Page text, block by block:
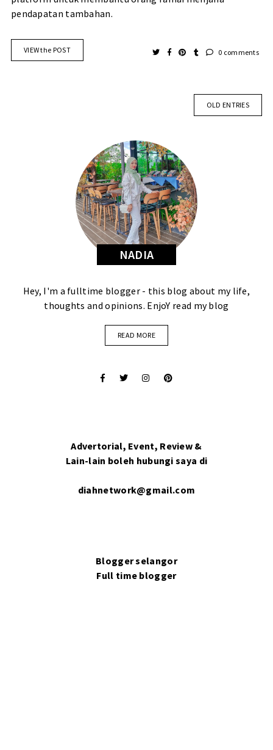
pendapatan tambahan.
VIEW the POST 0 comments
OLD ENTRIES
NADIA
Hey, I'm a fulltime blogger - this blog about my life,
thoughts and opinions. EnjoY read my blog
READ MORE
Advertorial, Event, Review &
Lain-lain boleh hubungi saya di
diahnetwork@gmail.com
Blogger selangor
Full time blogger